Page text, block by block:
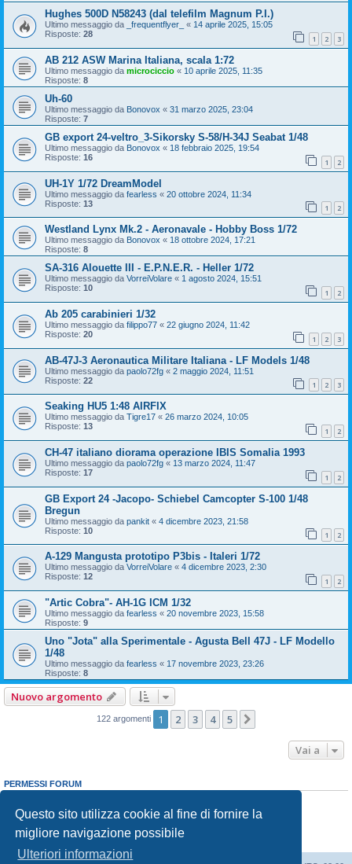
Questo sito utilizza cookie al fine di fornire la
migliore navigazione possibile
Ulteriori informazioni
Hughes 500D N58243 (dal telefilm Magnum P.I.)
Ultimo messaggio da _frequentflyer_ « 14 aprile 2025, 15:05
Risposte: 28 1 2 3
AB 212 ASW Marina Italiana, scala 1:72
Ultimo messaggio da microciccio « 10 aprile 2025, 11:35
Risposte: 8
Uh-60
Ultimo messaggio da Bonovox « 31 marzo 2025, 23:04
Risposte: 7
GB export 24-veltro_3-Sikorsky S-58/H-34J Seabat 1/48
Ultimo messaggio da Bonovox « 18 febbraio 2025, 19:54
Risposte: 16 1 2
UH-1Y 1/72 DreamModel
Ultimo messaggio da fearless « 20 ottobre 2024, 11:34
Risposte: 13 1 2
Westland Lynx Mk.2 - Aeronavale - Hobby Boss 1/72
Ultimo messaggio da Bonovox « 18 ottobre 2024, 17:21
Risposte: 8
SA-316 Alouette III - E.P.N.E.R. - Heller 1/72
Ultimo messaggio da VorreiVolare « 1 agosto 2024, 15:51
Risposte: 10 1 2
Ab 205 carabinieri 1/32
Ultimo messaggio da filippo77 « 22 giugno 2024, 11:42
Risposte: 20 1 2 3
AB-47J-3 Aeronautica Militare Italiana - LF Models 1/48
Ultimo messaggio da paolo72fg « 2 maggio 2024, 11:51
Risposte: 22 1 2 3
Seaking HU5 1:48 AIRFIX
Ultimo messaggio da Tigre17 « 26 marzo 2024, 10:05
Risposte: 13 1 2
CH-47 italiano diorama operazione IBIS Somalia 1993
Ultimo messaggio da paolo72fg « 13 marzo 2024, 11:47
Risposte: 17 1 2
GB Export 24 -Jacopo- Schiebel Camcopter S-100 1/48
Bregun
Ultimo messaggio da pankit « 4 dicembre 2023, 21:58
Risposte: 10 1 2
A-129 Mangusta prototipo P3bis - Italeri 1/72
Ultimo messaggio da VorreiVolare « 4 dicembre 2023, 2:30
Risposte: 12 1 2
"Artic Cobra"- AH-1G ICM 1/32
Ultimo messaggio da fearless « 20 novembre 2023, 15:58
Risposte: 9
Uno "Jota" alla Sperimentale - Agusta Bell 47J - LF Modello
1/48
Ultimo messaggio da fearless « 17 novembre 2023, 23:26
Risposte: 8
Nuovo argomento
122 argomenti 1 2 3 4 5
Vai a
PERMESSI FORUM
Non puoirispondere negli argomenti
Non puoimodificare i tuoi messaggi
Non puoicancellare i tuoi messaggi
Non puoi
inviare allegati